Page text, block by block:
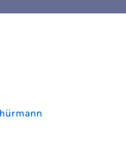
am Markt